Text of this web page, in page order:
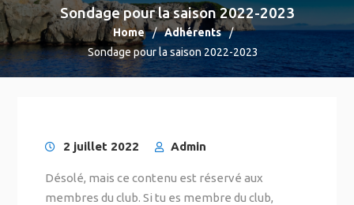
Sondage pour la saison 2022-2023
Home
Adhérents
Sondage pour la saison 2022-2023
2 juillet 2022 Admin
Désolé, mais ce contenu est réservé aux
membres du club. Si tu es membre du club,